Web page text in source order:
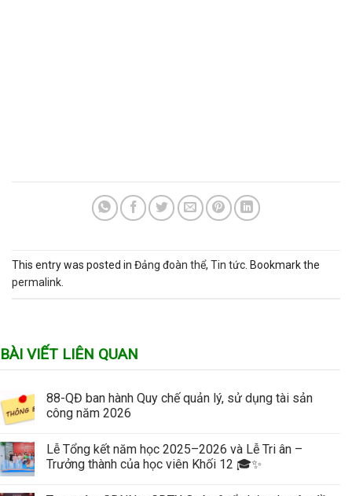
This entry was posted in Đảng đoàn thể, Tin tức . Bookmark the
permalink
BÀI VIẾT LIÊN QUAN
88-QĐ ban hành Quy chế quản lý, sử dụng tài sản
công năm 2026
Lễ Tổng kết năm học 2025–2026 và Lễ Tri ân –
Trưởng thành của học viên Khối 12 🎓✨